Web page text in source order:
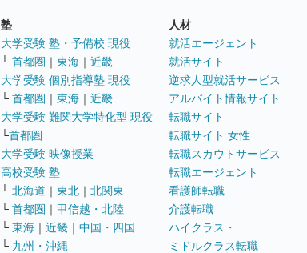
塾
大学受験 塾・予備校 現役
└ 首都圏 ｜ 東海 ｜ 近畿
大学受験 個別指導塾 現役
└ 首都圏 ｜ 東海 ｜ 近畿
大学受験 難関大学特化型 現役
└首都圏
大学受験 映像授業
高校受験 塾
└ 北海道 ｜ 東北 ｜ 北関東
└ 首都圏 ｜ 甲信越・北陸
└ 東海 ｜ 近畿 ｜ 中国・四国
└ 九州・沖縄
人材
就活エージェント
就活サイト
逆求人型就活サービス
アルバイト情報サイト
転職サイト
転職サイト 女性
転職スカウトサービス
転職エージェント
看護師転職
介護転職
ハイクラス・
ミドルクラス転職